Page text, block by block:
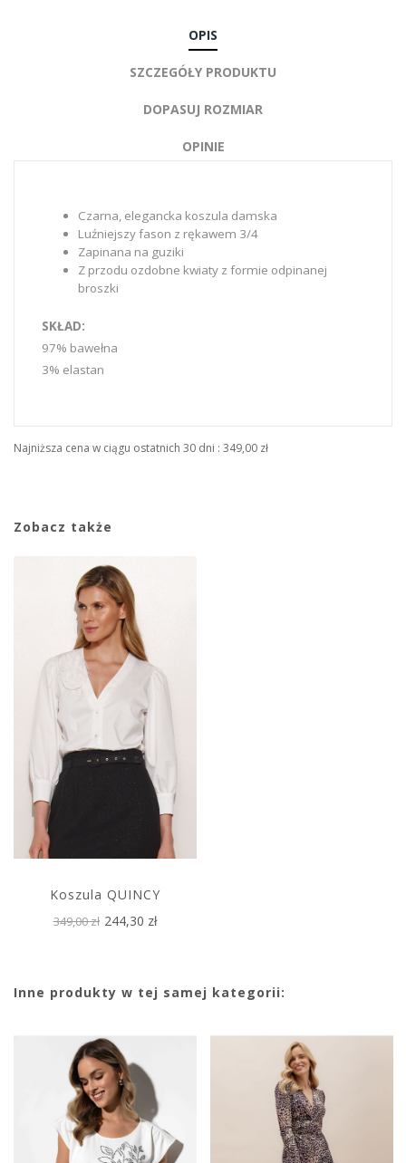
OPIS
SZCZEGÓŁY PRODUKTU
DOPASUJ ROZMIAR
OPINIE
Czarna, elegancka koszula damska
Luźniejszy fason z rękawem 3/4
Zapinana na guziki
Z przodu ozdobne kwiaty z formie odpinanej
broszki
SKŁAD:
97% bawełna
3% elastan
Najniższa cena w ciągu ostatnich 30 dni : 349,00 zł
Zobacz także
Koszula QUINCY
349,00 zł 244,30 zł
Inne produkty w tej samej kategorii: